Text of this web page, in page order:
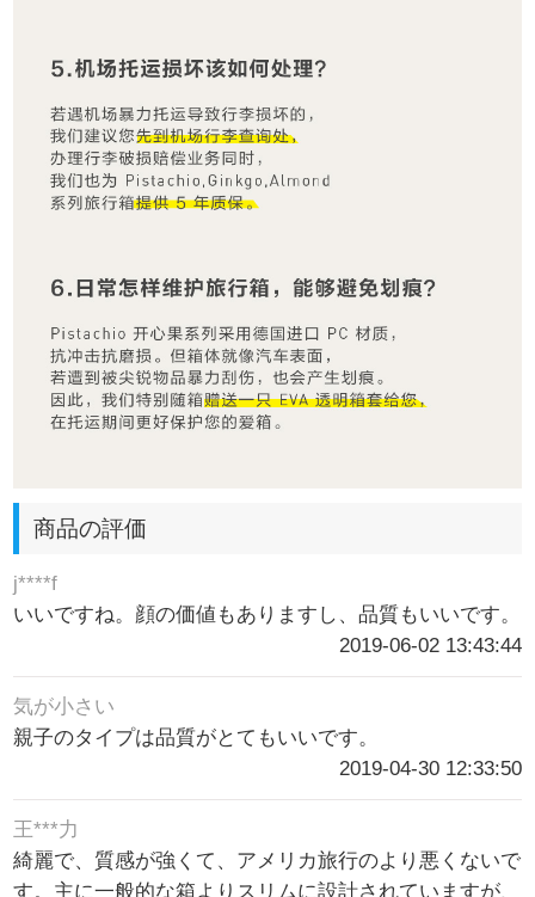
商品の評価
j****f
いいですね。顔の価値もありますし、品質もいいです。
2019-06-02 13:43:44
気が小さい
親子のタイプは品質がとてもいいです。
2019-04-30 12:33:50
王***力
綺麗で、質感が強くて、アメリカ旅行のより悪くないで
す。主に一般的な箱よりスリムに設計されていますが、